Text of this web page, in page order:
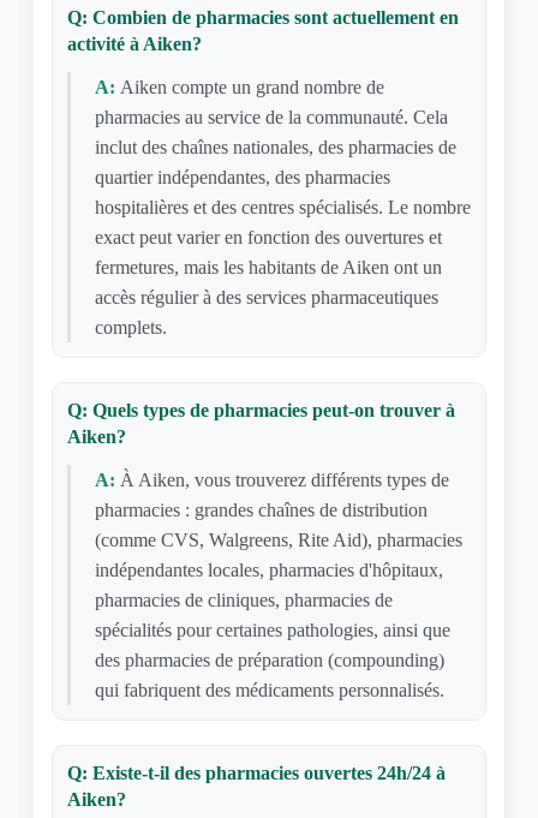
Q: Combien de pharmacies sont actuellement en
activité à Aiken?
A: Aiken compte un grand nombre de
pharmacies au service de la communauté. Cela
inclut des chaînes nationales, des pharmacies de
quartier indépendantes, des pharmacies
hospitalières et des centres spécialisés. Le nombre
exact peut varier en fonction des ouvertures et
fermetures, mais les habitants de Aiken ont un
accès régulier à des services pharmaceutiques
complets.
Q: Quels types de pharmacies peut-on trouver à
Aiken?
A: À Aiken, vous trouverez différents types de
pharmacies : grandes chaînes de distribution
(comme CVS, Walgreens, Rite Aid), pharmacies
indépendantes locales, pharmacies d'hôpitaux,
pharmacies de cliniques, pharmacies de
spécialités pour certaines pathologies, ainsi que
des pharmacies de préparation (compounding)
qui fabriquent des médicaments personnalisés.
Q: Existe-t-il des pharmacies ouvertes 24h/24 à
Aiken?